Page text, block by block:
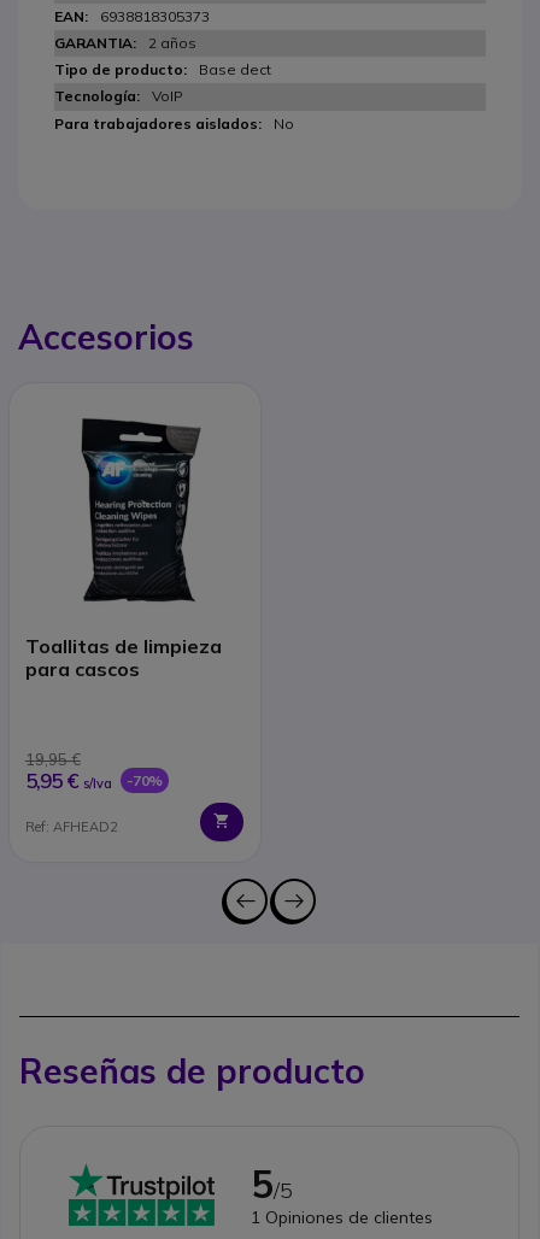
6938818305373
2 años
Base dect
VoIP
No
Accesorios
Toallitas de limpieza
para cascos
19,95 €
5,95 € s/Iva -70%
Ref: AFHEAD2
Reseñas de producto
5/5
1 Opiniones de clientes